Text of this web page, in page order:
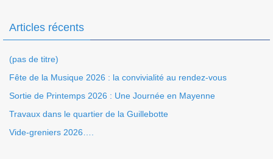
Articles récents
(pas de titre)
Fête de la Musique 2026 : la convivialité au rendez-vous
Sortie de Printemps 2026 : Une Journée en Mayenne
Travaux dans le quartier de la Guillebotte
Vide-greniers 2026….